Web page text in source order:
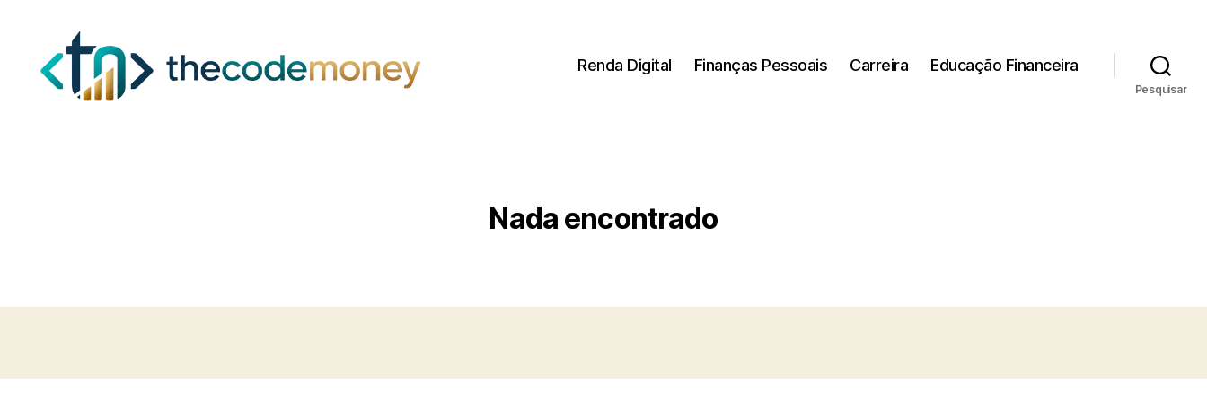
Renda Digital Finanças Pessoais Carreira Educação Financeira
Pesquisar
Nada encontrado